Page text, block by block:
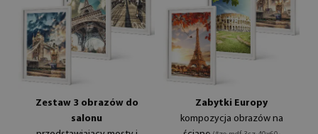
Zestaw 3 obrazów do
salonu
Zabytki Europy
kompozycja obrazów na